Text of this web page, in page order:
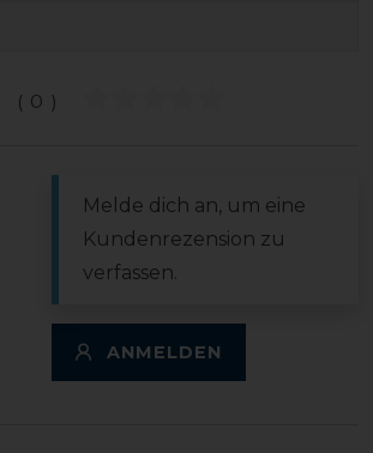
(0)
Melde dich an, um eine
Kundenrezension zu
verfassen.
ANMELDEN